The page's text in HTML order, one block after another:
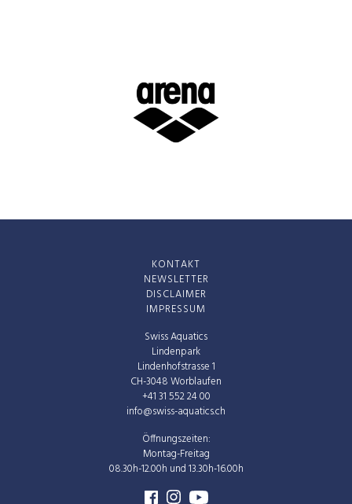
Swiss Aquatics
Lindenpark
Lindenhofstrasse 1
CH-3048 Worblaufen
+41 31 552 24 00
info@swiss-aquatics.ch
Öffnungszeiten:
Montag-Freitag
08.30h-12.00h und 13.30h-16.00h
KONTAKT
NEWSLETTER
DISCLAIMER
IMPRESSUM